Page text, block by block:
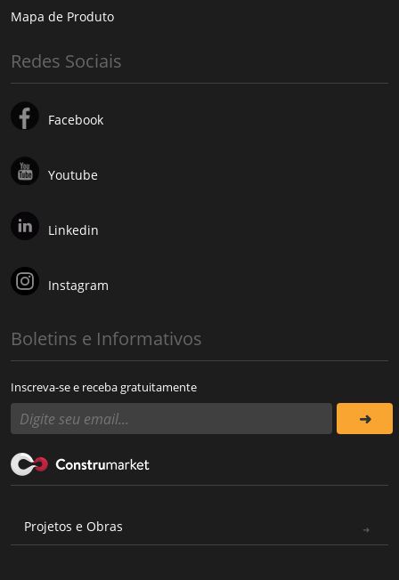
Mapa de Produto
Redes Sociais
Facebook
Youtube
Linkedin
Instagram
Boletins e Informativos
Inscreva-se e receba gratuitamente
Projetos e Obras